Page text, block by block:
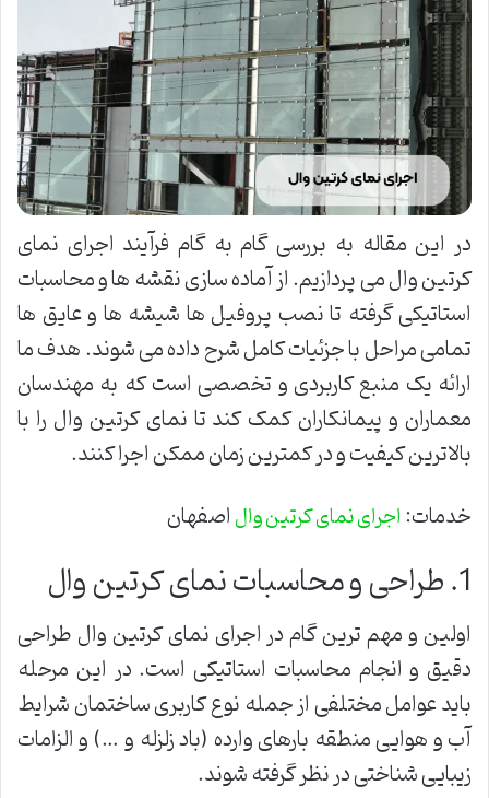
در این مقاله به بررسی گام به گام فرآیند اجرای نمای
کرتین وال می پردازیم. از آماده سازی نقشه ها و محاسبات
استاتیکی گرفته تا نصب پروفیل ها شیشه ها و عایق ها
تمامی مراحل با جزئیات کامل شرح داده می شوند. هدف ما
ارائه یک منبع کاربردی و تخصصی است که به مهندسان
معماران و پیمانکاران کمک کند تا نمای کرتین وال را با
بالاترین کیفیت و در کمترین زمان ممکن اجرا کنند.
خدمات:اجرای نمای کرتین والاصفهان
1. طراحی و محاسبات نمای کرتین وال
اولین و مهم ترین گام در اجرای نمای کرتین وال طراحی
دقیق و انجام محاسبات استاتیکی است. در این مرحله
باید عوامل مختلفی از جمله نوع کاربری ساختمان شرایط
آب و هوایی منطقه بارهای وارده (باد زلزله و …) و الزامات
زیبایی شناختی در نظر گرفته شوند.